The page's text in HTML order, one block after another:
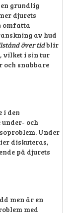
grundlig
djurets
omfatta
av hud
över tidblir
vilket i sin tur
snabbare
i den
och
Under
diskuteras,
på djurets
men är en
med